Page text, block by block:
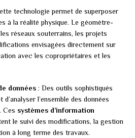
technologie permet de superposer
à la réalité physique. Le géomètre-
réseaux souterrains, les projets
envisagées directement sur
avec les copropriétaires et les
données : Des outils sophistiqués
l’ensemble des données
Ces systèmes d’information
le suivi des modifications, la gestion
à long terme des travaux.